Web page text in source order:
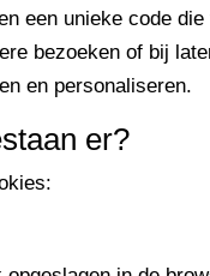
een unieke code
bezoeken of bij
en personaliseren.
er?